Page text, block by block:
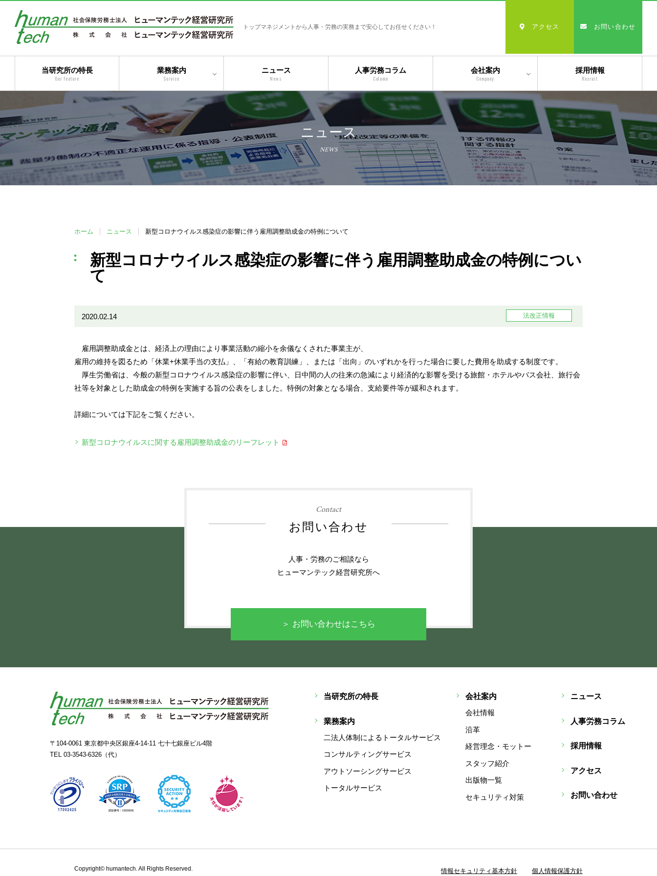
トップマネジメントから人事・労務の実務まで安心してお任せください！
当研究所の特長
Our feature
業務案内
Service
二法人体制によるトータ
ルサービス
コンサルティングサービ
ス
アウトソーシングサービ
ニュース
News
人事労務コラム
Column
会社案内
Company
会社情報
沿革
経営理念・モットー
スタッフ紹介
採用情報
Recruit
アクセス お問い合わせ
ニュース
NEWS
ホーム ニュース 新型コロナウイルス感染症の影響に伴う雇用調整助成金の特例について
新型コロナウイルス感染症の影響に伴う雇用調整助成金の特例につい
て
2020.02.14 法改正情報
雇用調整助成金とは、経済上の理由により事業活動の縮小を余儀なくされた事業主が、
雇用の維持を図るため「休業+休業手当の支払」、「有給の教育訓練」、または「出向」のいずれかを行った場合に要した費用を助成する制度です。
厚生労働省は、今般の新型コロナウイルス感染症の影響に伴い、日中間の人の往来の急減により経済的な影響を受ける旅館・ホテルやバス会社、旅行会
社等を対象とした助成金の特例を実施する旨の公表をしました。特例の対象となる場合、支給要件等が緩和されます。
詳細については下記をご覧ください。
新型コロナウイルスに関する雇用調整助成金のリーフレット
Contact
お問い合わせ
人事・労務のご相談なら
ヒューマンテック経営研究所へ
＞ お問い合わせはこちら
〒104-0061 東京都中央区銀座4-14-11 七十七銀座ビル4階
TEL 03-3543-6326 （代）
当研究所の特長
業務案内
二法人体制によるトータルサービス
コンサルティングサービス
アウトソーシングサービス
トータルサービス
会社案内
会社情報
沿革
経営理念・モットー
スタッフ紹介
出版物一覧
セキュリティ対策
ニュース
人事労務コラム
採用情報
アクセス
お問い合わせ
情報セキュリティ基本方針 個人情報保護方針
Copyright© humantech. All Rights Reserved.